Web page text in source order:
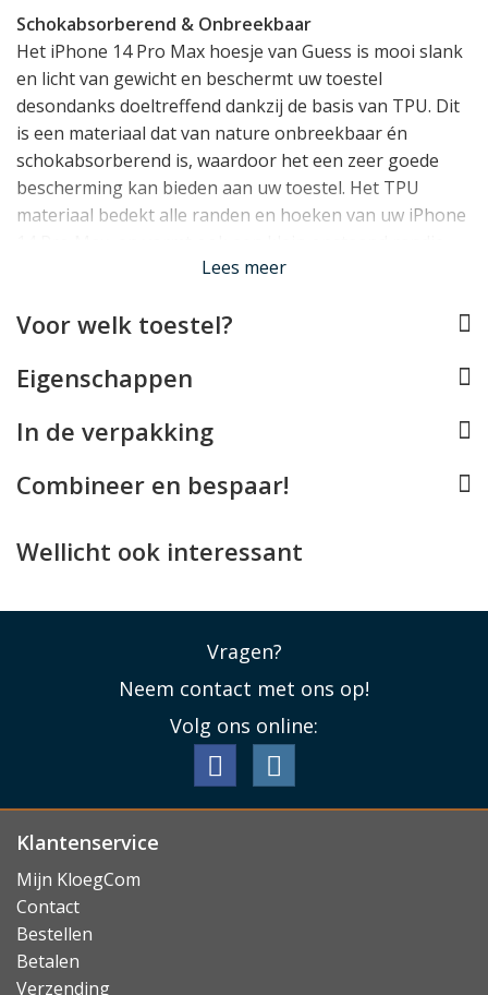
Schokabsorberend & Onbreekbaar
Het iPhone 14 Pro Max hoesje van Guess is mooi slank
en licht van gewicht en beschermt uw toestel
desondanks doeltreffend dankzij de basis van TPU. Dit
is een materiaal dat van nature onbreekbaar én
schokabsorberend is, waardoor het een zeer goede
bescherming kan bieden aan uw toestel. Het TPU
materiaal bedekt alle randen en hoeken van uw iPhone
Perfect op maat
iPhone 14 Pro Max en past daarom als gegoten. Alle
aansluiting blijft vrij en de camera's kunnen hun werk
Guess embleem achterop niet compatible met
Lees minder
Lees meer
Voor welk toestel?
Eigenschappen
In de verpakking
Combineer en bespaar!
Wellicht ook interessant
Vragen?
Neem contact met ons op!
Volg ons online:
Klantenservice
Mijn KloegCom
Contact
Bestellen
Betalen
Verzending